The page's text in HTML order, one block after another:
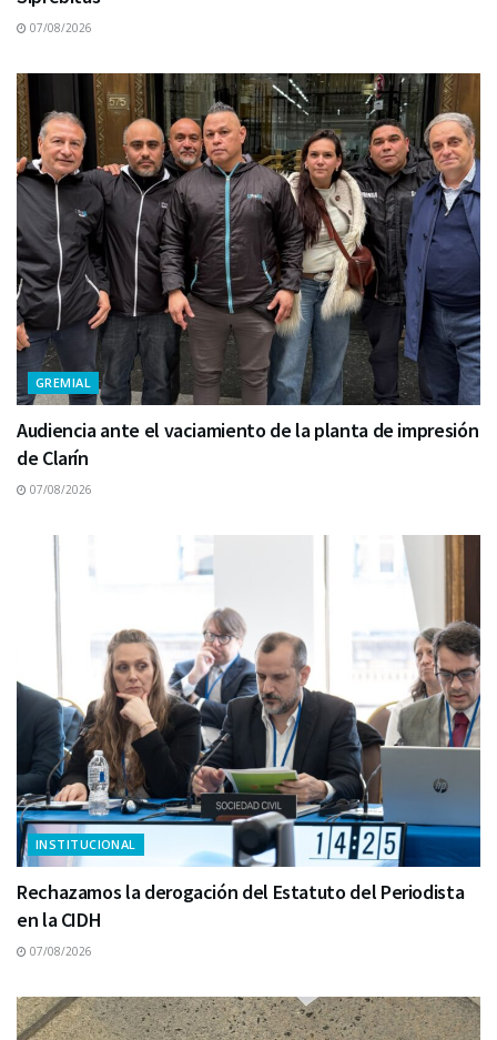
07/08/2026
GREMIAL
Audiencia ante el vaciamiento de la planta de impresión
de Clarín
07/08/2026
INSTITUCIONAL
Rechazamos la derogación del Estatuto del Periodista
en la CIDH
07/08/2026